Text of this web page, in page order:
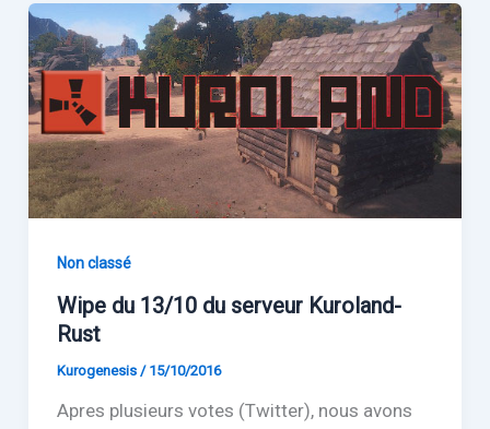
Non classé
Wipe du 13/10 du serveur Kuroland-
Rust
Kurogenesis / 15/10/2016
Apres plusieurs votes (Twitter), nous avons